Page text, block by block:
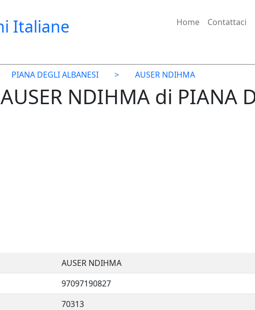
Italiane Home Contattaci
PIANA DEGLI ALBANESI > AUSER NDIHMA
NDIHMA di PIANA
AUSER NDIHMA
97097190827
70313